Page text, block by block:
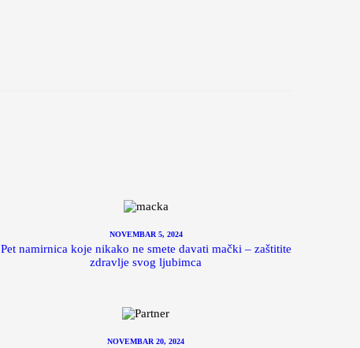
NOVEMBAR 5, 2024
Pet namirnica koje nikako ne smete davati mački – zaštitite
zdravlje svog ljubimca
NOVEMBAR 20, 2024